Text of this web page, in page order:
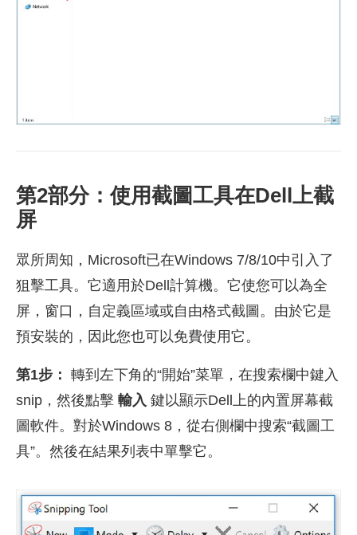
第2部分：使用截圖工具在Dell上截
屏
眾所周知，Microsoft已在Windows 7/8/10中引入了
狙擊工具。它適用於Dell計算機。它使您可以為全
屏，窗口，自定義區域或自由格式截圖。由於它是
預安裝的，因此您也可以免費使用它。
第1步： 轉到左下角的“開始”菜單，在搜索欄中鍵入
snip，然後點擊 輸入 鍵以顯示Dell上的內置屏幕截
圖軟件。對於Windows 8，從右側欄中搜索“截圖工
具”。然後在結果列表中單擊它。